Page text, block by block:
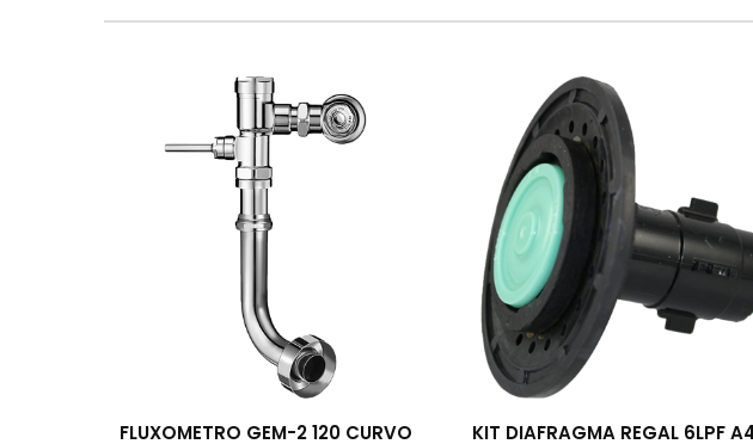
FLUXOMETRO GEM-2 120 CURVO KIT DIAFRAGMA REGAL 6LPF